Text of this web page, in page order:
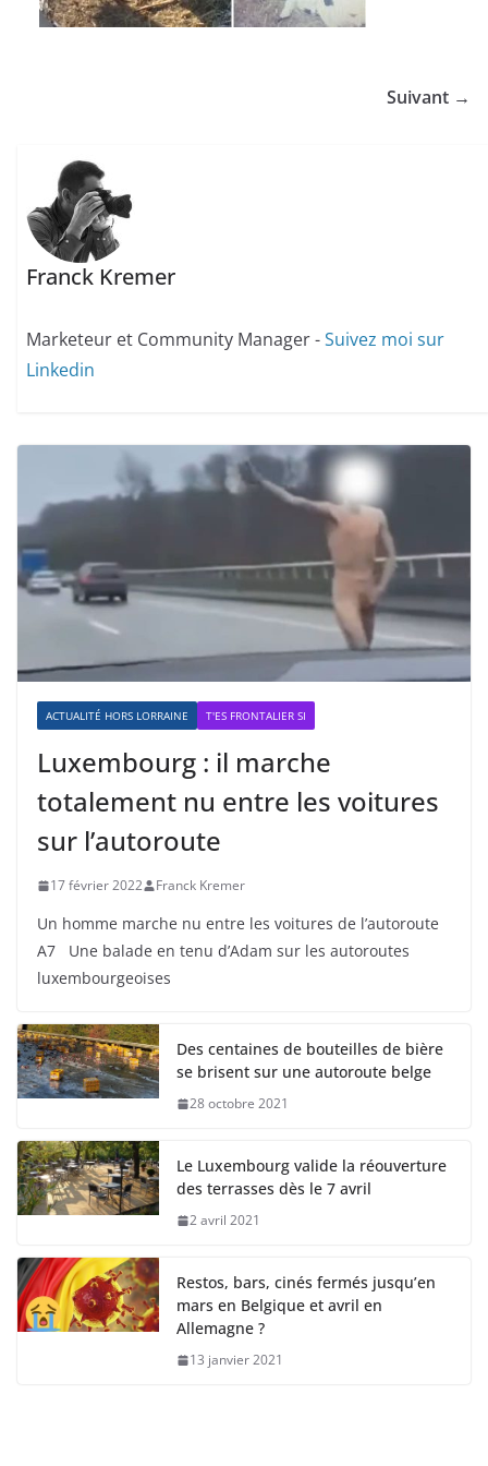
Suivant →
Franck Kremer
Marketeur et Community Manager -Suivez moi sur
Linkedin
ACTUALITÉ HORS LORRAINE T'ES FRONTALIER SI
Luxembourg : il marche
totalement nu entre les voitures
sur l’autoroute
17 février 2022 Franck Kremer
Un homme marche nu entre les voitures de l’autoroute
A7 Une balade en tenu d’Adam sur les autoroutes
luxembourgeoises
Des centaines de bouteilles de bière
se brisent sur une autoroute belge
28 octobre 2021
Le Luxembourg valide la réouverture
des terrasses dès le 7 avril
2 avril 2021
Restos, bars, cinés fermés jusqu’en
mars en Belgique et avril en
Allemagne ?
13 janvier 2021